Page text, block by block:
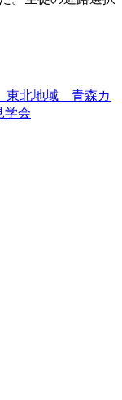
東北地域 青森カ
学会